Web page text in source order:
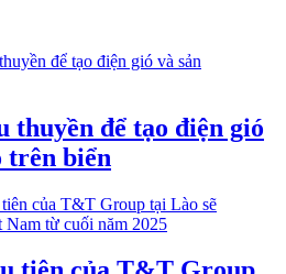
thuyền để tạo điện gió
trên biển